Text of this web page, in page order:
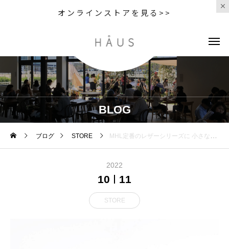
オンラインストアを見る>>
BLOG
ブログ STORE MHL定番のレザーシリーズに 小さなお財布が仲間入り
2022
10 11
STORE